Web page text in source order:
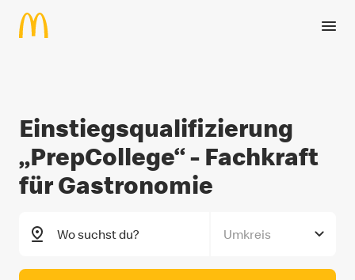
Zum Hauptinhalt springen
Einstiegsqualifizierung
Einstiegs­qualifizierung
„PrepCollege“ - Fachkraft
für Gastronomie
Umkreis